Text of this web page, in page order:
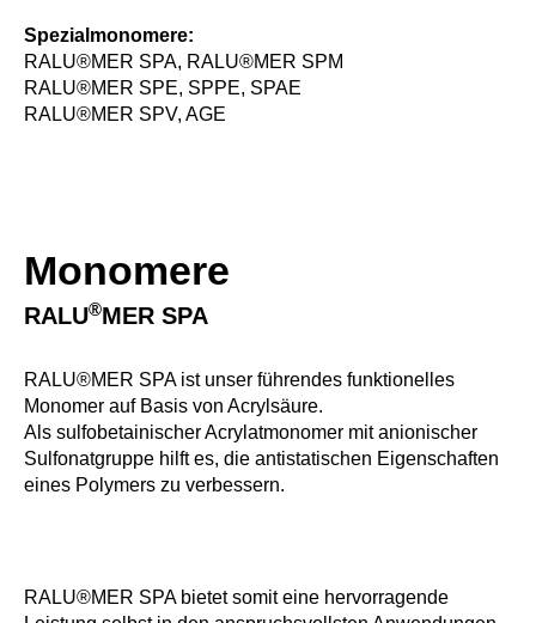
Spezialmonomere:
RALU®MER SPA, RALU®MER SPM
RALU®MER SPE, SPPE, SPAE
RALU®MER SPV, AGE
Monomere
RALU®MER SPA
RALU®MER SPA ist unser führendes funktionelles
Monomer auf Basis von Acrylsäure.
Als sulfobetainischer Acrylatmonomer mit anionischer
Sulfonatgruppe hilft es, die antistatischen Eigenschaften
eines Polymers zu verbessern.
RALU®MER SPA bietet somit eine hervorragende